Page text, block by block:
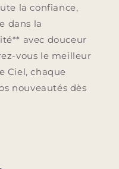
la confiance,
dans la
avec douceur
vous le meilleur
Ciel, chaque
nouveautés dès